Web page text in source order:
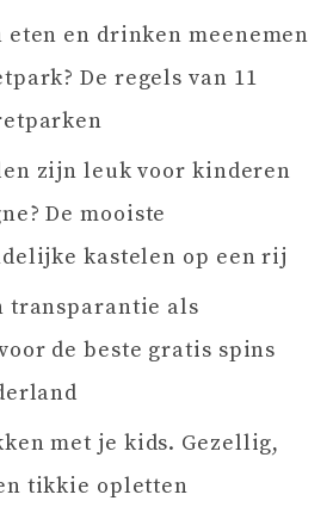
eten en drinken meenemen
De regels van 11
zijn leuk voor kinderen
De mooiste
kastelen op een rij
transparantie als
de beste gratis spins
met je kids. Gezellig,
tikkie opletten